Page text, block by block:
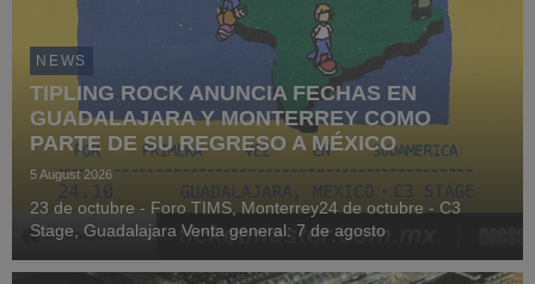
NEWS
TIPLING ROCK ANUNCIA FECHAS EN
GUADALAJARA Y MONTERREY COMO
PARTE DE SU REGRESO A MÉXICO
5 August 2026
23 de octubre - Foro TIMS, Monterrey24 de octubre - C3
Stage, Guadalajara Venta general: 7 de agosto